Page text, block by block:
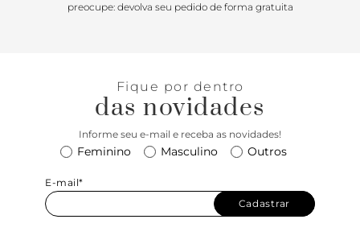
aconselhamos adquirir um tamanho maior do que a sua
combina com todas as temporadas. Para o período de
outono, ela vem em tiras mais largas e cruzadas no
tons neutros e sóbrios - a cara da estação para aqueles dias
mais friozinhos - ela vai proporcionar muito conforto e
preocupe: devolva seu pedido de forma gratuita
Fique por dentro
das novidades
Informe seu e-mail e receba as novidades!
Feminino Masculino Outros
E-mail*
Cadastrar